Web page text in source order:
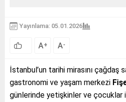
Yayınlama: 05.01.2026
A+ A-
İstanbul’un tarihi mirasını çağdaş
gastronomi ve yaşam merkezi
günlerinde yetişkinler ve çocuklar